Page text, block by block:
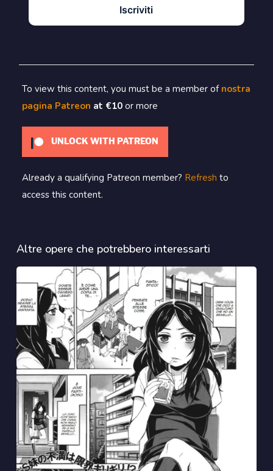
Iscriviti
To view this content, you must be a member of nostra
pagina Patreon at €10 or more
UNLOCK WITH PATREON
Already a qualifying Patreon member? Refresh to
access this content.
Altre opere che potrebbero interessarti